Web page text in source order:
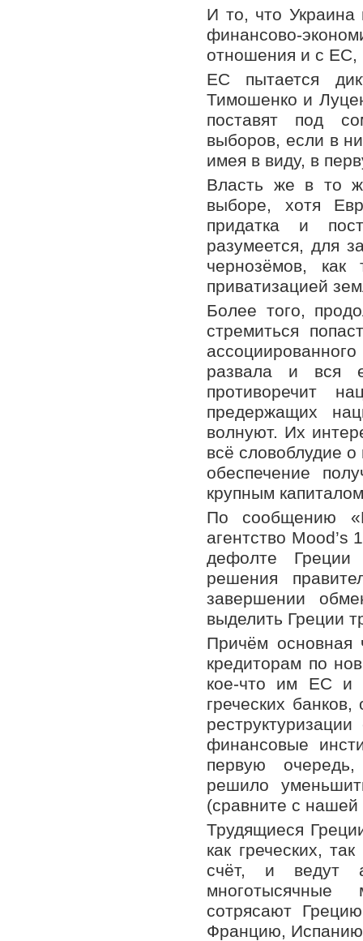
И то, что Украина
финансово-
отношения и с ЕС,
ЕС пытается
Тимошенко и
поставят под
выборов, если в
имея в виду, в
Власть же в то
выборе, хотя
придатка и
разумеется, для
чернозёмов, как
приватизацией
Более того,
стремиться
развала и вся
противоречит
предержащих
волнуют. Их
всё словоблудие
обеспечение
крупным
По сообщению
агентство
дефолте Греции
решения
завершении
выделить Греции
Причём основная
кредиторам по
кое-что им ЕС и
греческих
финансовые
первую очередь,
решило
(сравните с
Трудящиеся
как греческих,
счёт, и ведут
многотысячные
сотрясают
Францию,